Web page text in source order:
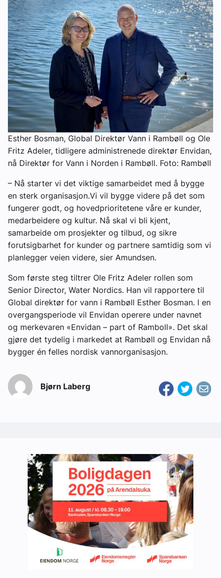
Esther Bosman, Global Direktør Vann i Rambøll og Ole
Fritz Adeler, tidligere administrenede direktør Envidan,
nå Direktør for Vann i Norden i Rambøll. Foto: Rambøll
– Nå starter vi det viktige samarbeidet med å bygge
en sterk organisasjon.Vi vil bygge videre på det som
fungerer godt, og hovedprioritetene våre er kunder,
medarbeidere og kultur. Nå skal vi bli kjent,
samarbeide om prosjekter og tilbud, og sikre
forutsigbarhet for kunder og partnere samtidig som vi
planlegger veien videre, sier Amundsen.
Som første steg tiltrer Ole Fritz Adeler rollen som
Senior Director, Water Nordics. Han vil rapportere til
Global direktør for vann i Rambøll Esther Bosman. I en
overgangsperiode vil Envidan operere under navnet
og merkevaren «Envidan – part of Ramboll». Det skal
gjøre det tydelig i markedet at Rambøll og Envidan nå
bygger én felles nordisk vannorganisasjon.
Bjørn Laberg